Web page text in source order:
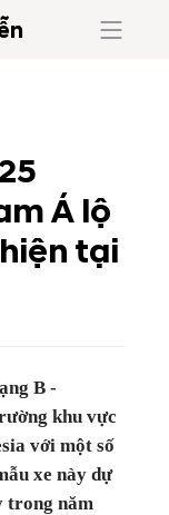
Á lộ
tại
B -
khu vực
với một số
xe này dự
trong năm